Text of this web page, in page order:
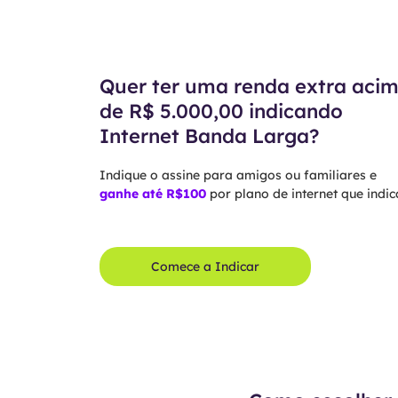
Quer ter uma renda extra
de R$ 5.000,00 indicando
Internet Banda Larga?
Indique o assine para amigos ou familiares e
ganhe até R$100por plano de internet que
Comece a Indicar